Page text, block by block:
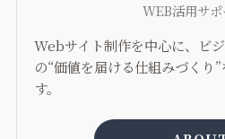
WEB活用サ
Webサイト制作を中心に、ビ
の“価値を届ける仕組みづくり
す。